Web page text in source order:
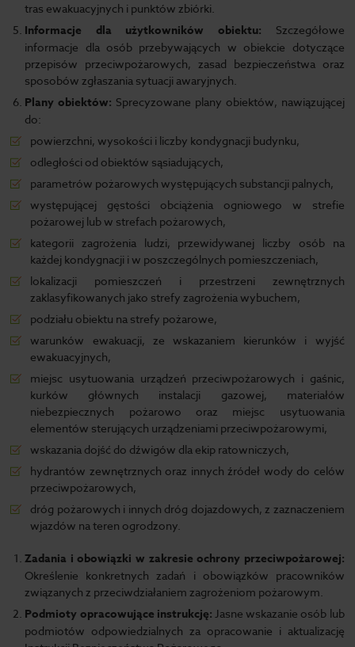
tras ewakuacyjnych i punktów zbiórki.
Informacje dla użytkowników obiektu: Szczegółowe
informacje dla osób przebywających w obiekcie dotyczące
przepisów przeciwpożarowych, zasad bezpieczeństwa oraz
sposobów zgłaszania sytuacji awaryjnych.
Plany obiektów: Sprecyzowane plany obiektów, nawiązującej
do:
powierzchni, wysokości i liczby kondygnacji budynku,
odległości od obiektów sąsiadujących,
parametrów pożarowych występujących substancji palnych,
występującej gęstości obciążenia ogniowego w strefie
pożarowej lub w strefach pożarowych,
kategorii zagrożenia ludzi, przewidywanej liczby osób na
każdej kondygnacji i w poszczególnych pomieszczeniach,
lokalizacji pomieszczeń i przestrzeni zewnętrznych
zaklasyfikowanych jako strefy zagrożenia wybuchem,
podziału obiektu na strefy pożarowe,
warunków ewakuacji, ze wskazaniem kierunków i wyjść
ewakuacyjnych,
miejsc usytuowania urządzeń przeciwpożarowych i gaśnic,
kurków głównych instalacji gazowej, materiałów
niebezpiecznych pożarowo oraz miejsc usytuowania
elementów sterujących urządzeniami przeciwpożarowymi,
wskazania dojść do dźwigów dla ekip ratowniczych,
hydrantów zewnętrznych oraz innych źródeł wody do celów
przeciwpożarowych,
dróg pożarowych i innych dróg dojazdowych, z zaznaczeniem
wjazdów na teren ogrodzony.
Zadania i obowiązki w zakresie ochrony przeciwpożarowej:
Określenie konkretnych zadań i obowiązków pracowników
związanych z przeciwdziałaniem zagrożeniom pożarowym.
Podmioty opracowujące instrukcję: Jasne wskazanie osób lub
podmiotów odpowiedzialnych za opracowanie i aktualizację